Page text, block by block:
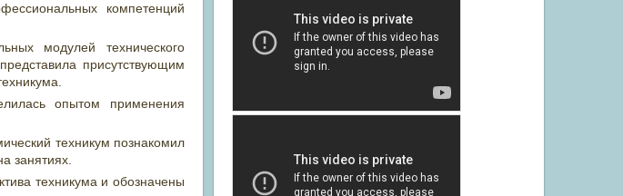
компетенций
модулей технического
присутствующим
опытом применения
техникум познакомил
занятиях.
техникума и обозначены